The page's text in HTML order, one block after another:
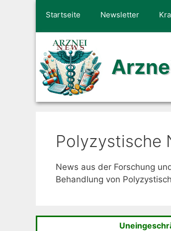
Startseite Newsletter
Polyzystische
News aus der Forschung
Behandlung von